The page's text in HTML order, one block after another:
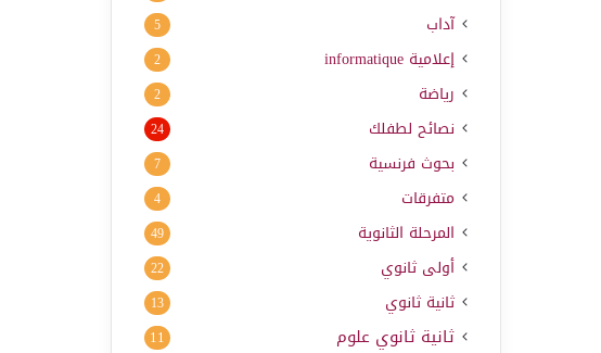
آداب 5
إعلامية informatique
2
رياضة 2
نصائح لطفلك 24
بحوث فرنسية 7
متفرقات 4
المرحلة الثانوية 49
أولى ثانوي 22
ثانية ثانوي 13
ثانية ثانوي علوم 11